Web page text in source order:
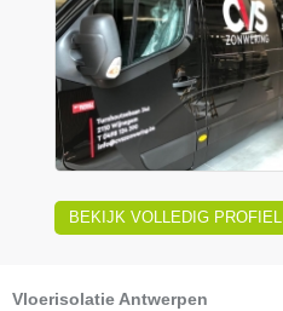
BEKIJK VOLLEDIG PROFIEL
Vloerisolatie Antwerpen